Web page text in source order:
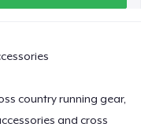
country running gear,
and cross